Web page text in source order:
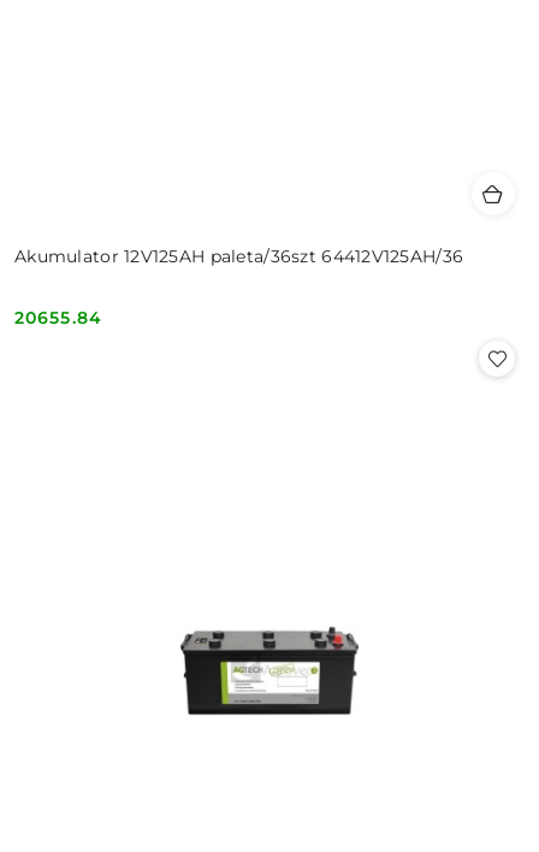
Akumulator 12V125AH paleta/36szt 64412V125AH/36
Cena:
20655.84